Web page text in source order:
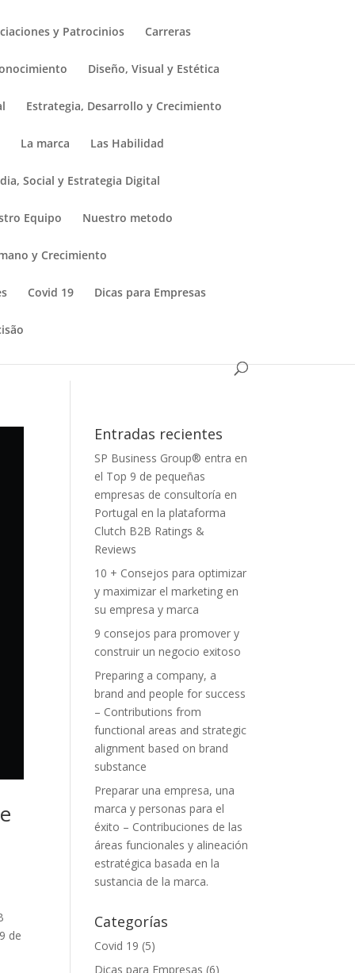
/var/www/vhosts/spbusiness-group.com/public_html/wp-
y Patrocinios Carreras
Diseño, Visual y Estética
Estrategia, Desarrollo y Crecimiento
La marca Las Habilidad
Social y Estrategia Digital
Equipo Nuestro metodo
y Crecimiento
Covid 19 Dicas para Empresas
de
Entradas recientes
SP Business Group® entra en
el Top 9 de pequeñas
empresas de consultoría en
Portugal en la plataforma
Clutch B2B Ratings &
Reviews
10 + Consejos para optimizar
y maximizar el marketing en
su empresa y marca
9 consejos para promover y
construir un negocio exitoso
Preparing a company, a
brand and people for success
– Contributions from
functional areas and strategic
alignment based on brand
substance
Preparar una empresa, una
marca y personas para el
éxito – Contribuciones de las
áreas funcionales y alineación
estratégica basada en la
sustancia de la marca.
Categorías
Covid 19 (5)
Dicas para Empresas (6)